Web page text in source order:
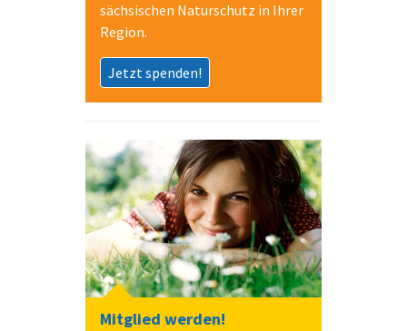
sächsischen Naturschutz in Ihrer
Region.
Jetzt spenden!
Mitglied werden!